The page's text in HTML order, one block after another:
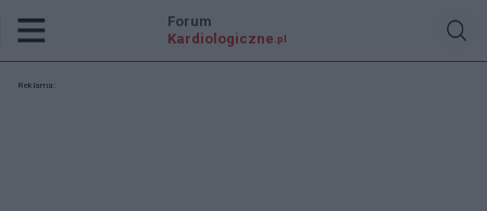
Forum
Kardiologiczne .pl
Reklama: